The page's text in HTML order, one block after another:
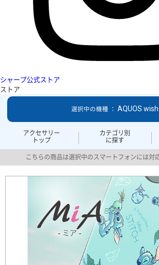
シャープ公式ストア
ストア
アクセサリー
トップ
カテゴリ別
に探す
選択中の機種 ： AQUOS wish
こちらの商品は選択中のスマートフォンには対